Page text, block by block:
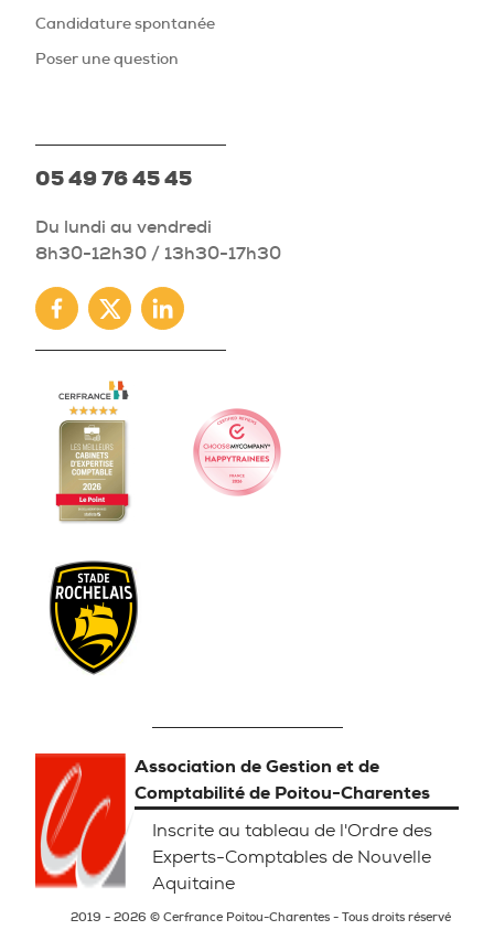
Candidature spontanée
Poser une question
05 49 76 45 45
Du lundi au vendredi
8h30-12h30 / 13h30-17h30
Facebook
TwitterLinkedin
Association de Gestion et de
Comptabilité de Poitou-Charentes
Inscrite au tableau de l'Ordre des
Experts-Comptables de Nouvelle
Aquitaine
2019 - 2026 © Cerfrance Poitou-Charentes - Tous droits réservé